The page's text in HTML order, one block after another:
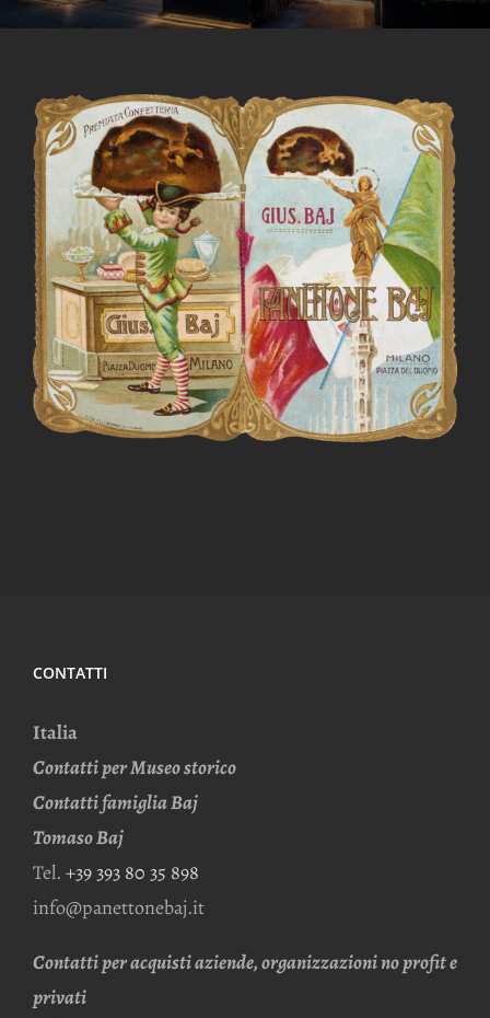
CONTATTI
Italia
Contatti per Museo storico
Contatti famiglia Baj
Tomaso Baj
Tel. +39 393 80 35 898
info@panettonebaj.it
Contatti per acquisti aziende, organizzazioni no profit e
privati